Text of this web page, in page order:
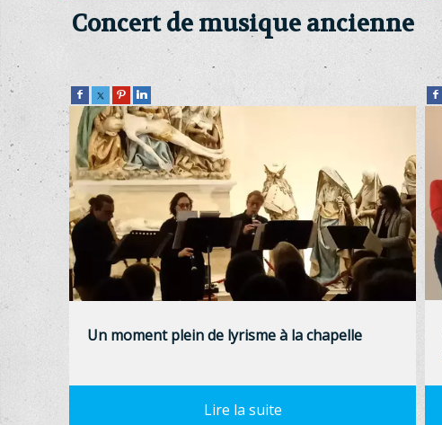
Concert de musique ancienne
Un moment plein de lyrisme à la chapelle